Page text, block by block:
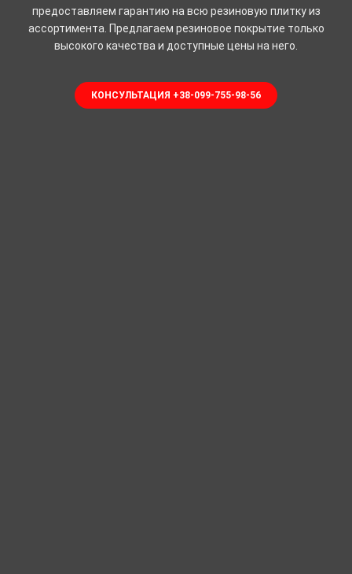
предоставляем гарантию на всю резиновую плитку из
ассортимента. Предлагаем резиновое покрытие только
высокого качества и доступные цены на него.
КОНСУЛЬТАЦИЯ +38-099-755-98-56